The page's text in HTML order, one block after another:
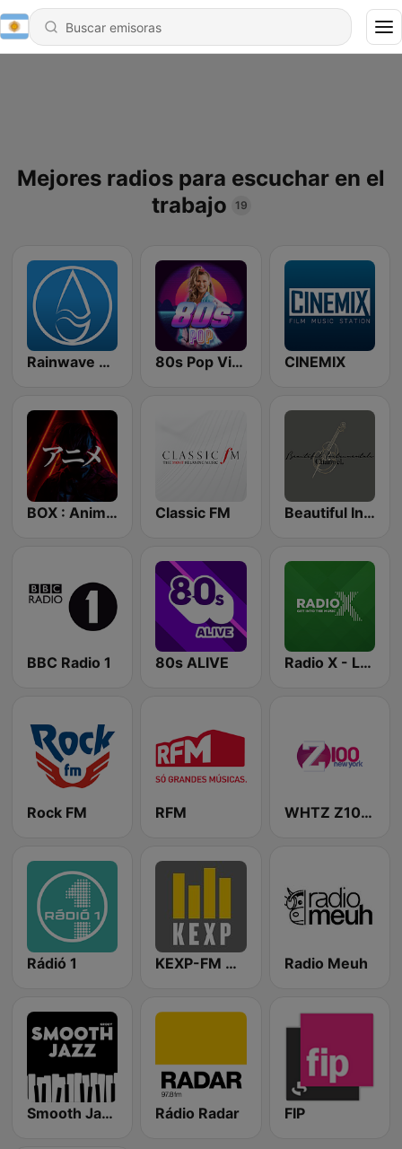
Mejores radios para escuchar en el
trabajo
19
Rainwave Game Music 80s Pop Vibes CINEMIX
BOX : Anime Radio -アニメラジオ Classic FM Beautiful Instrumentals Channel
BBC Radio 1 80s ALIVE Radio X - London
Rock FM RFM WHTZ Z100 New York
Rádió 1 KEXP-FM 90.3 Radio Meuh
Smooth Jazz - Groov Rádio Radar FIP